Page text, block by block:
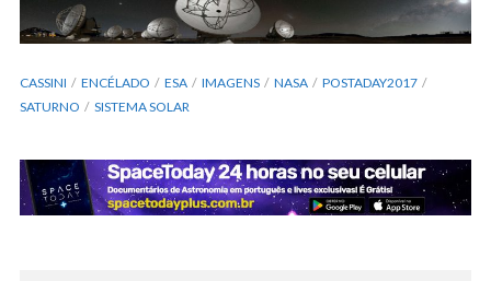
CASSINI ENCÉLADO ESA IMAGENS NASA
POSTADAY2017
SATURNO
SISTEMA SOLAR